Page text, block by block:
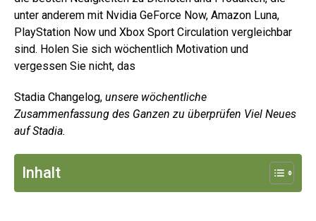
unter anderem mit Nvidia GeForce Now, Amazon Luna,
PlayStation Now und Xbox Sport Circulation vergleichbar
sind. Holen Sie sich wöchentlich Motivation und
vergessen Sie nicht, das
Stadia Changelog, unsere wöchentliche
Zusammenfassung des Ganzen zu überprüfen Viel Neues
auf Stadia.
Inhalt